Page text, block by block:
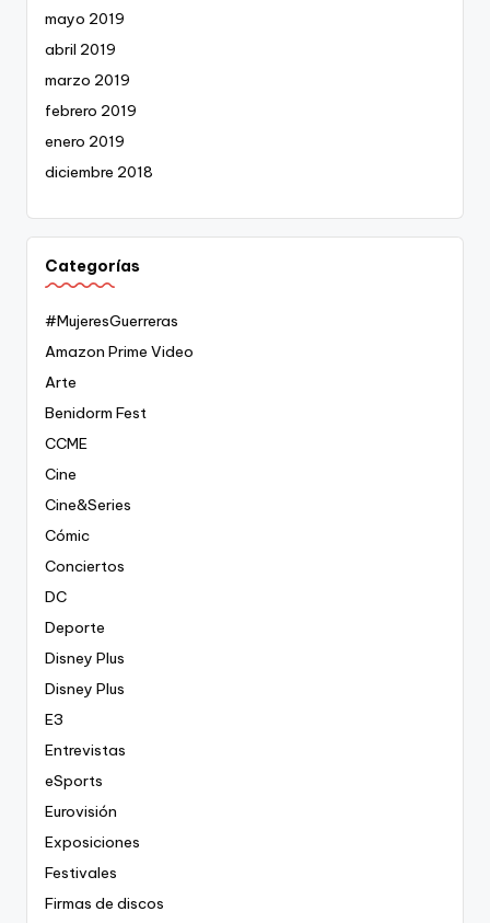
mayo 2019
abril 2019
marzo 2019
febrero 2019
enero 2019
diciembre 2018
Categorías
#MujeresGuerreras
Amazon Prime Video
Arte
Benidorm Fest
CCME
Cine
Cine&Series
Cómic
Conciertos
DC
Deporte
Disney Plus
Disney Plus
E3
Entrevistas
eSports
Eurovisión
Exposiciones
Festivales
Firmas de discos